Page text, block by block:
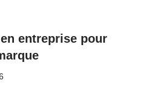
entreprise pour